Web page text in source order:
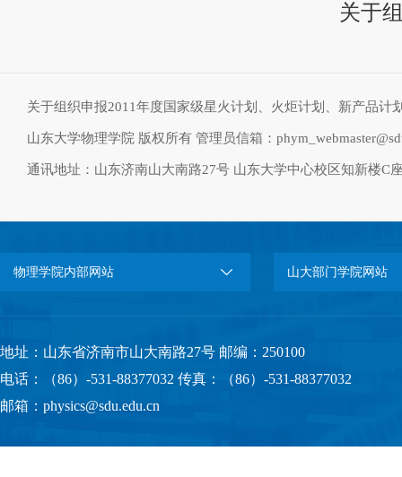
关于
关于组织申报2011年度国家级星火计划、火炬计划、新产品计
山东大学物理学院 版权所有 管理员信箱：
通讯地址：山东济南山大南路27号 山东大学中心校区知新楼C
物理学院内部网站 山大部门学院网站
地址：山东省济南市山大南路27号 邮编：250100
电话：（86）-531-88377032 传真：（86）-531-88377032
邮箱：physics@sdu.edu.cn